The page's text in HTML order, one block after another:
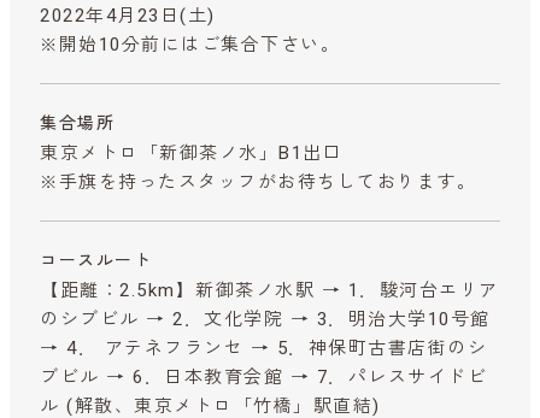
2022年4月23日(土)
※開始10分前にはご集合下さい。
集合場所
東京メトロ「新御茶ノ水」B1出口
※手旗を持ったスタッフがお待ちしております。
コースルート
【距離：2.5km】新御茶ノ水駅 → 1．駿河台エリア
のシブビル → 2．文化学院 → 3．明治大学10号館
→ 4． アテネフランセ → 5．神保町古書店街のシ
ブビル → 6．日本教育会館 → 7．パレスサイドビ
ル (解散、東京メトロ「竹橋」駅直結)